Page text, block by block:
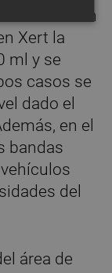
CV-240 en
Xert la
ml y se
casos se
dado el
en el
bandas
del
área de